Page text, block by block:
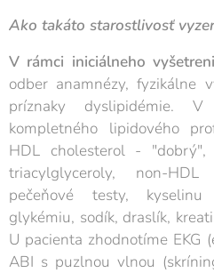
Ako takáto starostlivosť
V rámci iniciálneho
odber anamnézy, fyzikálne
príznaky dyslipidémie.
kompletného lipidového
HDL cholesterol -
triacylglyceroly, non-
pečeňové testy, kyselinu
glykémiu, sodík, draslík,
U pacienta zhodnotíme EKG
ABI s puzlnou vlnou